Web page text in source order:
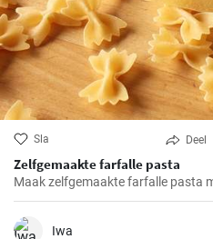
Sla Deel
Zelfgemaakte farfalle pasta
Maak zelfgemaakte farfalle pasta
Iwa